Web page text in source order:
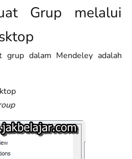
Grup melalui
grup dalam Mendeley adalah